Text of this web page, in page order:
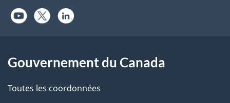
Gouvernement du Canada
Toutes les coordonnées